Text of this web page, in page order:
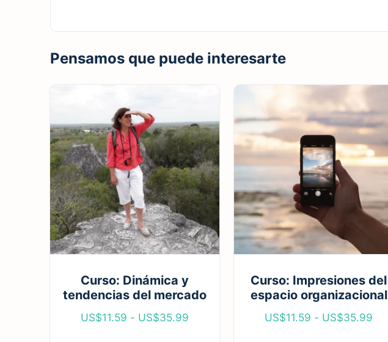
Pensamos que puede interesarte
Curso: Dinámica y
tendencias del mercado
US$11.59 - US$35.99
Curso: Impresiones del
espacio organizacional
US$11.59 - US$35.99